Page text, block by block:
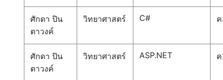
ศักดา ปิน
ตาวงค์
วิทยาศาสตร์ C#
ศักดา ปิน
ตาวงค์
วิทยาศาสตร์ ASP.NET